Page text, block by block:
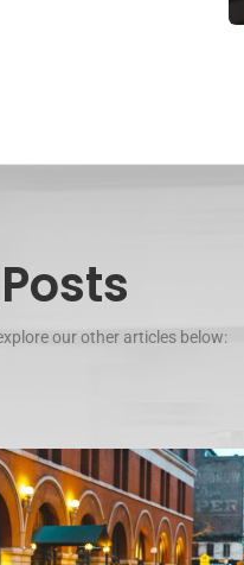
our other articles below: